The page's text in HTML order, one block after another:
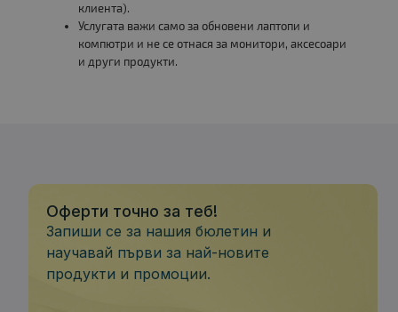
клиента).
Услугата важи само за обновени лаптопи и
компютри и не се отнася за монитори, аксесоари
и други продукти.
Оферти точно за теб!
Запиши се за нашия бюлетин и
научавай първи за най-новите
продукти и промоции.